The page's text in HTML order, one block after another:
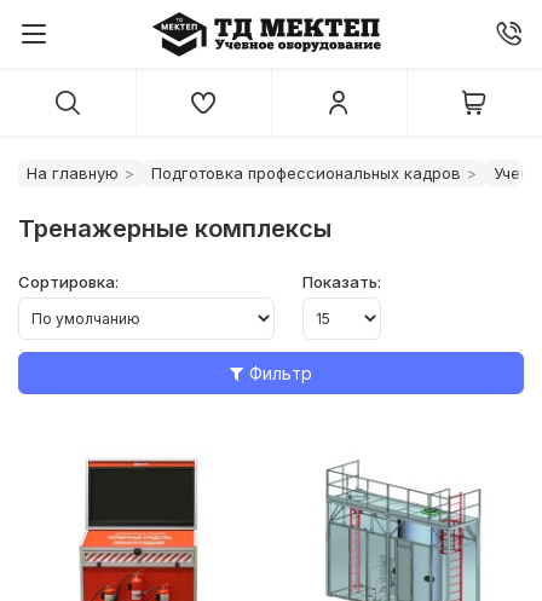
На главную Подготовка профессиональных кадров
Тренажерные комплексы
Сортировка: Показать:
Фильтр